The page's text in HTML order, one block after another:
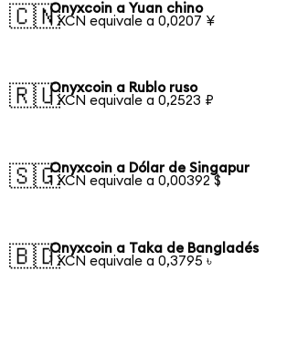
🇨🇳Onyxcoin a Yuan chino
1 XCN equivale a 0,0207 ¥
🇷🇺Onyxcoin a Rublo ruso
1 XCN equivale a 0,2523 ₽
🇸🇬Onyxcoin a Dólar de Singapur
1 XCN equivale a 0,00392 $
🇧🇩Onyxcoin a Taka de Bangladés
1 XCN equivale a 0,3795 ৳